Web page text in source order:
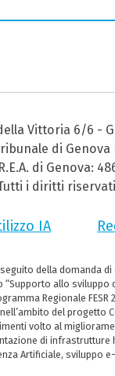
Vittoria 6/6 -
di Genova
di Genova:
i diritti riservati
IA
a seguito della
“Supporto allo
Regionale
del progetto
volto al
di
Artificiale, sviluppo